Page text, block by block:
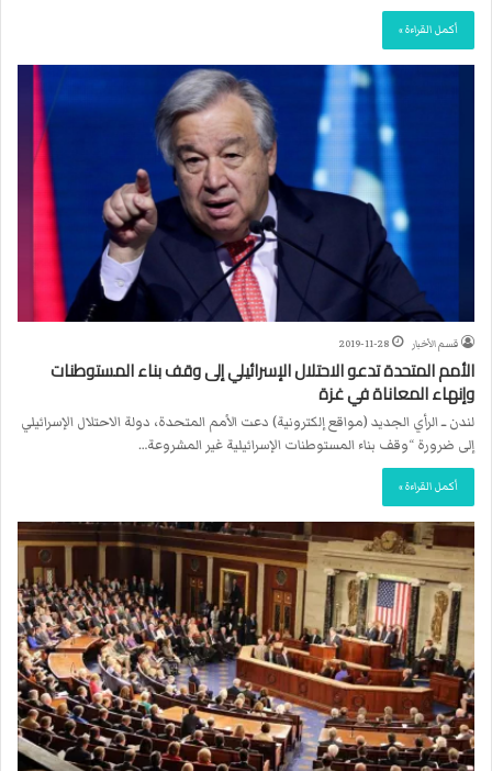
أكمل القراءة »
قسم الأخبار 2019-11-28
الأمم المتحدة تدعو الاحتلال الإسرائيلي إلى وقف بناء المستوطنات
وإنهاء المعاناة في غزة
لندن ــ الرأي الجديد (مواقع إلكترونية) دعت الأمم المتحدة، دولة الاحتلال الإسرائيلي
إلى ضرورة “وقف بناء المستوطنات الإسرائيلية غير المشروعة…
أكمل القراءة »